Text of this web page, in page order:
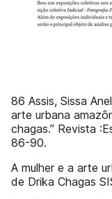
86 Assis, Sissa
arte urbana
chagas.” Revista
86-90.
A mulher e a arte
de Drika Chagas